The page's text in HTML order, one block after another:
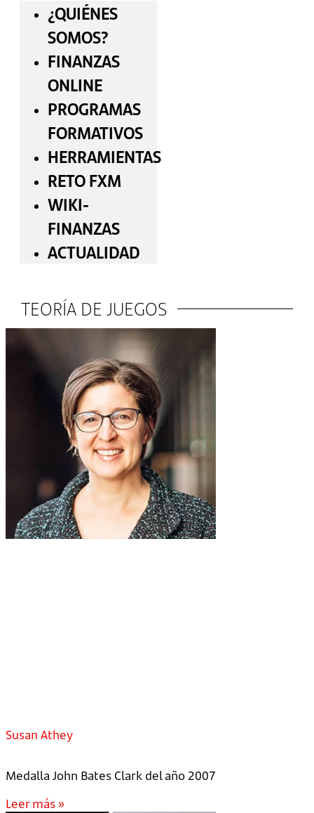
¿QUIÉNES
SOMOS?
FINANZAS
ONLINE
PROGRAMAS
FORMATIVOS
HERRAMIENTAS
RETO FXM
WIKI-
FINANZAS
ACTUALIDAD
TEORÍA DE JUEGOS
Susan Athey
Medalla John Bates Clark del año 2007
Leer más »